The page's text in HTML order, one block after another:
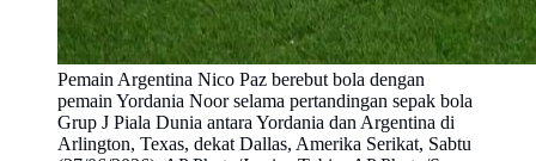
Pemain Argentina Nico Paz berebut bola dengan
pemain Yordania Noor selama pertandingan sepak bola
Grup J Piala Dunia antara Yordania dan Argentina di
Arlington, Texas, dekat Dallas, Amerika Serikat, Sabtu